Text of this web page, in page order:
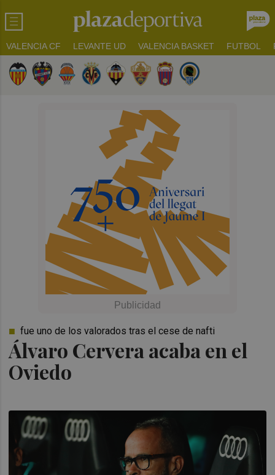
VALENCIA CF LEVANTE UD VALENCIA BASKET FUTBOL
Álvaro Cervera acaba en el
Oviedo
fue uno de los valorados tras el cese de nafti